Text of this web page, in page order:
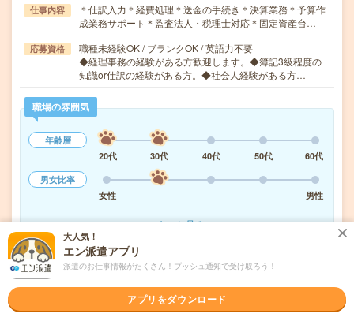
仕事内容
＊仕訳入力＊経費処理＊送金の手続き＊決算業務＊予算作
成業務サポート＊監査法人・税理士対応＊固定資産台…
応募資格
職種未経験OK / ブランクOK / 英語力不要
◆経理事務の経験がある方歓迎します。◆簿記3級程度の
知識or仕訳の経験がある方。◆社会人経験がある方…
職場の雰囲気
年齢層
20代
30代 40代 50代
60代
男女比率
女性
男性
もっと見る
気になる! 応募へ進む 詳しく見る
派遣会社 株式会社スタッフサービス
大人気！
エン派遣アプリ
派遣のお仕事情報がたくさん！プッシュ通知で受け取ろう！
アプリをダウンロード